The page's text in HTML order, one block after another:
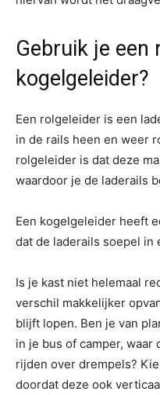
Gebruik je een
kogelgeleider?
Een rolgeleider is een
in de rails heen en weer
rolgeleider is dat deze
waardoor je de laderails
Een kogelgeleider heeft
dat de laderails soepel in
Is je kast niet helemaal
verschil makkelijker
blijft lopen. Ben je van
in je bus of camper,
rijden over drempels?
doordat deze ook